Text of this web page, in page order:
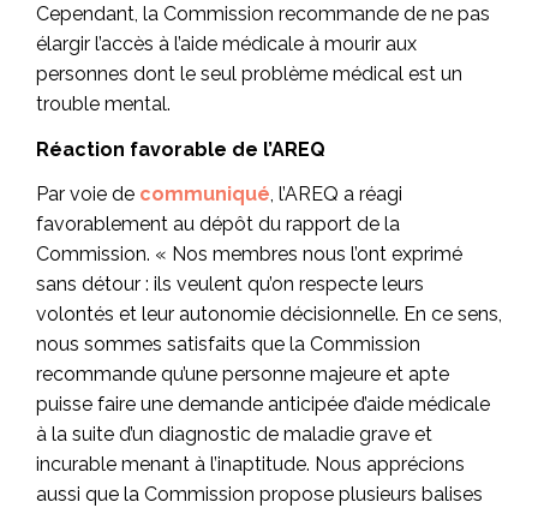
Cependant, la Commission recommande de ne pas
élargir l’accès à l’aide médicale à mourir aux
personnes dont le seul problème médical est un
trouble mental.
Réaction favorable de l’AREQ
Par voie de communiqué, l’AREQ a réagi
favorablement au dépôt du rapport de la
Commission. « Nos membres nous l’ont exprimé
sans détour : ils veulent qu’on respecte leurs
volontés et leur autonomie décisionnelle. En ce sens,
nous sommes satisfaits que la Commission
recommande qu’une personne majeure et apte
puisse faire une demande anticipée d’aide médicale
à la suite d’un diagnostic de maladie grave et
incurable menant à l’inaptitude. Nous apprécions
aussi que la Commission propose plusieurs balises